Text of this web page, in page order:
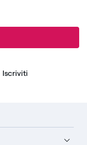
Iscriviti